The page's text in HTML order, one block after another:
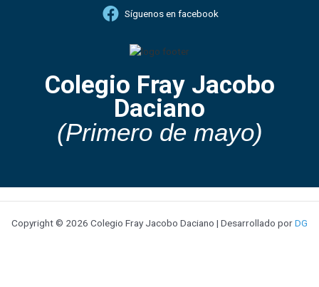
Síguenos en facebook
Colegio Fray Jacobo
Daciano
(Primero de mayo)
Copyright © 2026 Colegio Fray Jacobo Daciano | Desarrollado porDG